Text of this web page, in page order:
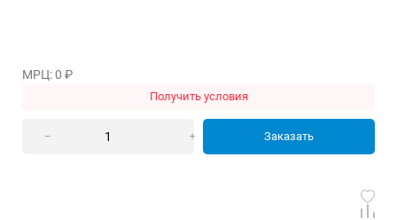
МРЦ: 0 ₽
Получить условия
– + Заказать